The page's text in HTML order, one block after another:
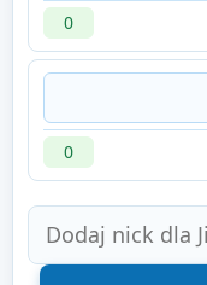
0
0